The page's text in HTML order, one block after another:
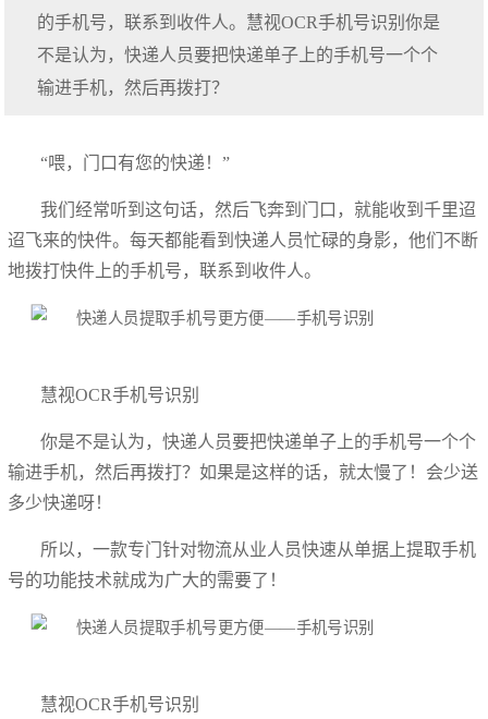
的手机号，联系到收件人。慧视OCR手机号识别你是
不是认为，快递人员要把快递单子上的手机号一个个
输进手机，然后再拨打？
“喂，门口有您的快递！”
我们经常听到这句话，然后飞奔到门口，就能收到千里迢
迢飞来的快件。每天都能看到快递人员忙碌的身影，他们不断
地拨打快件上的手机号，联系到收件人。
慧视OCR手机号识别
你是不是认为，快递人员要把快递单子上的手机号一个个
输进手机，然后再拨打？如果是这样的话，就太慢了！会少送
多少快递呀！
所以，一款专门针对物流从业人员快速从单据上提取手机
号的功能技术就成为广大的需要了！
慧视OCR手机号识别